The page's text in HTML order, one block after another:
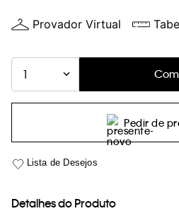
Provador Virtual
1
Pedir de
Detalhes do Produto